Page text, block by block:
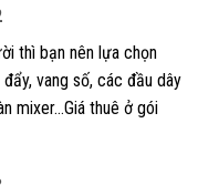
thì bạn nên lựa chọn
vang số, các đầu dây
mixer…Giá thuê ở gói